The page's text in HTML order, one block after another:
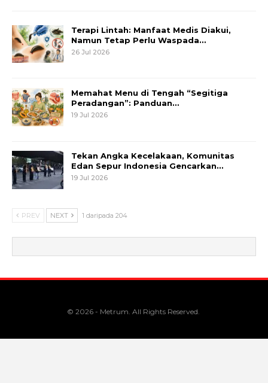
Terapi Lintah: Manfaat Medis Diakui,
Namun Tetap Perlu Waspada…
26 Jul 2026
Memahat Menu di Tengah “Segitiga
Peradangan”: Panduan…
19 Jul 2026
Tekan Angka Kecelakaan, Komunitas
Edan Sepur Indonesia Gencarkan…
19 Jul 2026
PREV NEXT 1 daripada 204
© 2026 - Metrum. All Rights Reserved.